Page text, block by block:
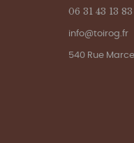
06 31 43 13 83
info@toirog.fr
540 Rue